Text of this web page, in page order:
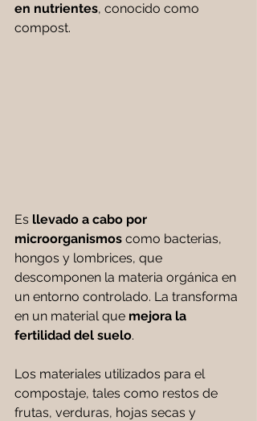
en nutrientes, conocido como
compost.
Es llevado a cabo por
microorganismos como bacterias,
hongos y lombrices, que
descomponen la materia orgánica en
un entorno controlado. La transforma
en un material que mejora la
fertilidad del suelo.
Los materiales utilizados para el
compostaje, tales como restos de
frutas, verduras, hojas secas y